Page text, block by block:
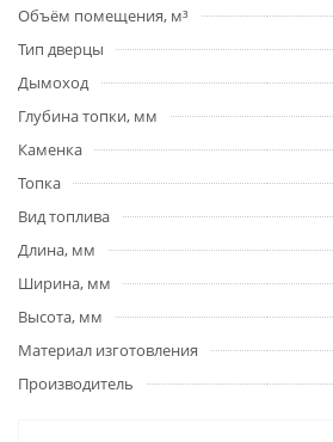
Объём помещения, м³
Тип дверцы
Дымоход
Глубина топки, мм
Каменка
Топка
Вид топлива
Длина, мм
Ширина, мм
Высота, мм
Материал изготовления
Производитель